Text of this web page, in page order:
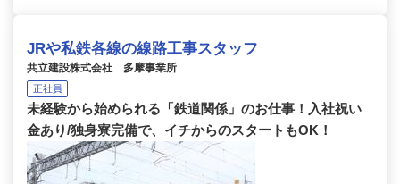
JRや私鉄各線の線路工事スタッフ
共立建設株式会社 多摩事業所
正社員
未経験から始められる「鉄道関係」のお仕事！入社祝い
金あり/独身寮完備で、イチからのスタートもOK！